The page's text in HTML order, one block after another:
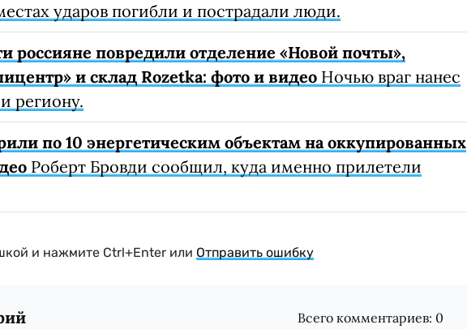
ударов погибли и пострадали люди.
россияне повредили отделение «Новой почты»,
и склад Rozetka: фото и видео Ночью враг нанес
региону.
по 10 энергетическим объектам на оккупированных
Роберт Бровди сообщил, куда именно прилетели
и нажмите Ctrl+Enter или Отправить ошибку
Всего комментариев: 0